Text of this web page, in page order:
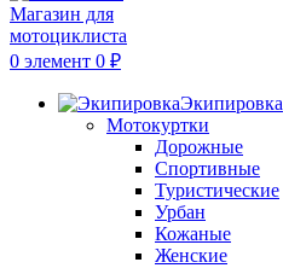
0 элемент 0 ₽
Экипировка
Мотокуртки
Дорожные
Спортивные
Туристические
Урбан
Кожаные
Женские